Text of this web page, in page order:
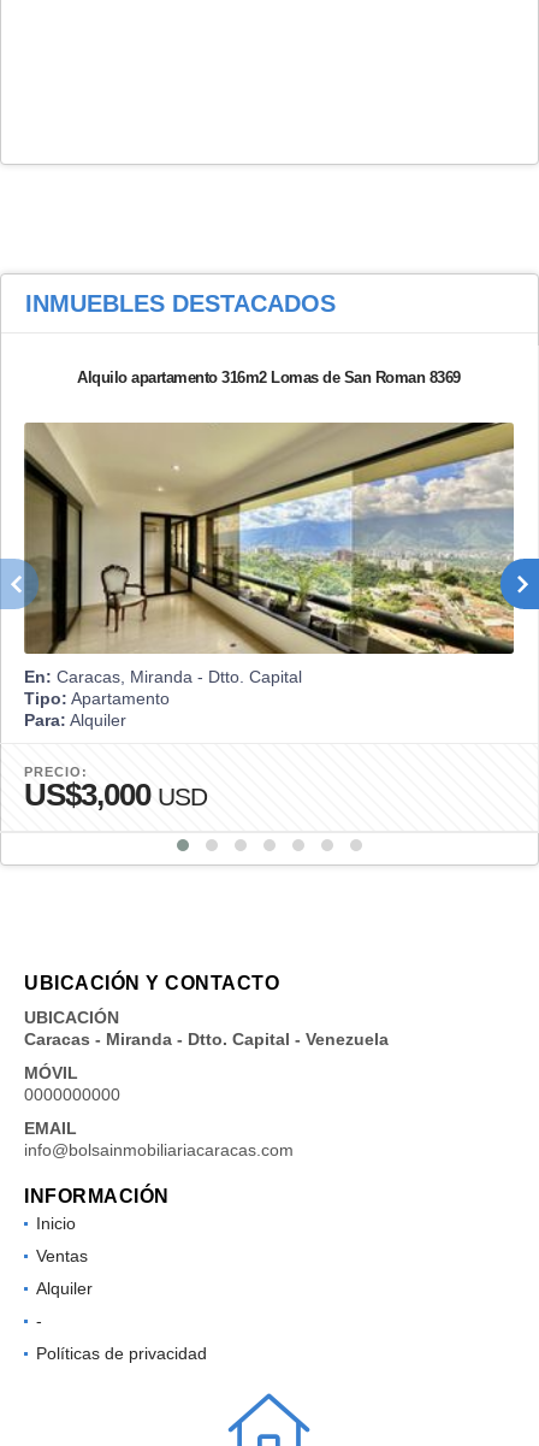
INMUEBLES DESTACADOS
Alquilo apartamento 316m2 Lomas de San Roman 8369
En: Caracas, Miranda - Dtto. Capital
Tipo: Apartamento
Para: Alquiler
PRECIO:
US$3,000 USD
UBICACIÓN Y CONTACTO
UBICACIÓN
Caracas - Miranda - Dtto. Capital - Venezuela
MÓVIL
0000000000
EMAIL
info@bolsainmobiliariacaracas.com
INFORMACIÓN
Inicio
Ventas
Alquiler
-
Políticas de privacidad